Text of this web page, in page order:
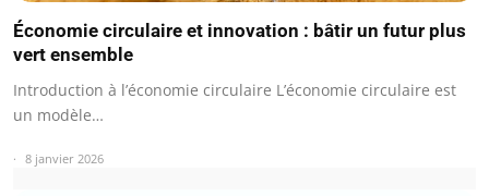
Économie circulaire et innovation : bâtir un futur plus
vert ensemble
Introduction à l’économie circulaire L’économie circulaire est
un modèle…
8 janvier 2026